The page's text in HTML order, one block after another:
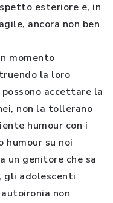
esteriore e, in
ancora non ben
momento
la loro
accettare la
non la tollerano
humour con i
humour su noi
un genitore che sa
gli adolescenti
non